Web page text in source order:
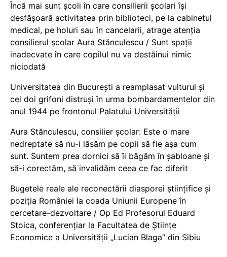
Încă mai sunt școli în care consilierii școlari își
desfășoară activitatea prin biblioteci, pe la cabinetul
medical, pe holuri sau în cancelarii, atrage atenția
consilierul școlar Aura Stănculescu / Sunt spații
inadecvate în care copilul nu va destăinui nimic
niciodată
Universitatea din București a reamplasat vulturul și
cei doi grifoni distruși în urma bombardamentelor din
anul 1944 pe frontonul Palatului Universității
Aura Stănculescu, consilier școlar: Este o mare
nedreptate să nu-i lăsăm pe copii să fie așa cum
sunt. Suntem prea dornici să îi băgăm în șabloane și
să-i corectăm, să invalidăm ceea ce fac diferit
Bugetele reale ale reconectării diasporei științifice și
poziția României la coada Uniunii Europene în
cercetare-dezvoltare / Op Ed Profesorul Eduard
Stoica, conferențiar la Facultatea de Științe
Economice a Universității „Lucian Blaga” din Sibiu